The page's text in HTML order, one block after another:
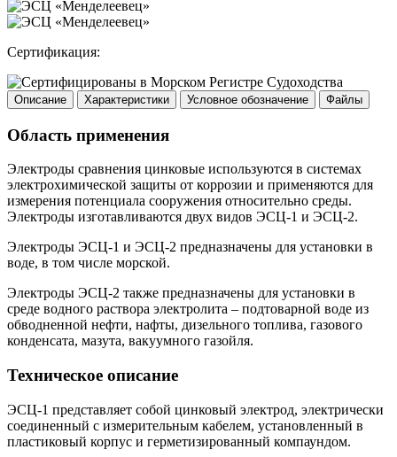
Сертификация:
Описание Характеристики Условное обозначение Файлы
Область применения
Электроды сравнения цинковые используются в системах
электрохимической защиты от коррозии и применяются для
измерения потенциала сооружения относительно среды.
Электроды изготавливаются двух видов ЭСЦ-1 и ЭСЦ-2.
Электроды ЭСЦ-1 и ЭСЦ-2 предназначены для установки в
воде, в том числе морской.
Электроды ЭСЦ-2 также предназначены для установки в
среде водного раствора электролита – подтоварной воде из
обводненной нефти, нафты, дизельного топлива, газового
конденсата, мазута, вакуумного газойля.
Техническое описание
ЭСЦ-1 представляет собой цинковый электрод, электрически
соединенный с измерительным кабелем, установленный в
пластиковый корпус и герметизированный компаундом.